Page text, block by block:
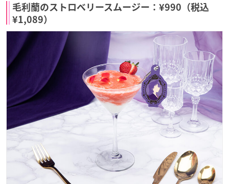
毛利蘭のストロベリースムージー：¥990（税込
¥1,089）